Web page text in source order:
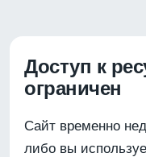
Доступ к
ограничен
Сайт временно
либо вы